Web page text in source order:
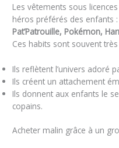
Les vêtements sous
héros préférés des enfants :
Pat’Patrouille, Pokémon,
Ces habits sont souvent
Ils reflètent l’univers adoré
Ils créent un attachement
Ils donnent aux enfants le
copains.
Acheter malin grâce à un